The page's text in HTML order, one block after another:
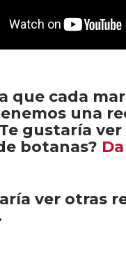
que cada
una
gustaría ver
botanas?
ver otras